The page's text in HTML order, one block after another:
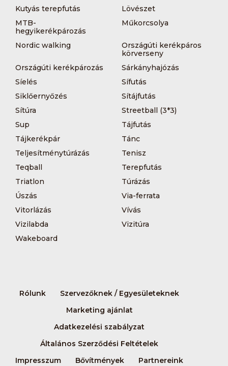
Kutyás terepfutás
Lövészet
MTB-
hegyikerékpározás
Műkorcsolya
Nordic walking
Országúti kerékpáros
körverseny
Országúti kerékpározás
Sárkányhajózás
Síelés
Sífutás
Siklőernyőzés
Sítájfutás
Sítúra
Streetball (3*3)
Sup
Tájfutás
Tájkerékpár
Tánc
Teljesítménytúrázás
Tenisz
Teqball
Terepfutás
Triatlon
Túrázás
Úszás
Via-ferrata
Vitorlázás
Vívás
Vizilabda
Vizitúra
Wakeboard
Rólunk
Szervezőknek / Egyesületeknek
Marketing ajánlat
Adatkezelési szabályzat
Általános Szerződési Feltételek
Impresszum
Bővítmények Partnereink